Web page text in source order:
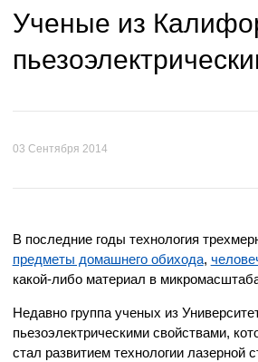
Ученые из
03 Сентября 2014
В последние годы технология
предметы домашнего обихода,
какой-либо материал в
Недавно группа ученых из
пьезоэлектрическими свойствами,
стал развитием технологии